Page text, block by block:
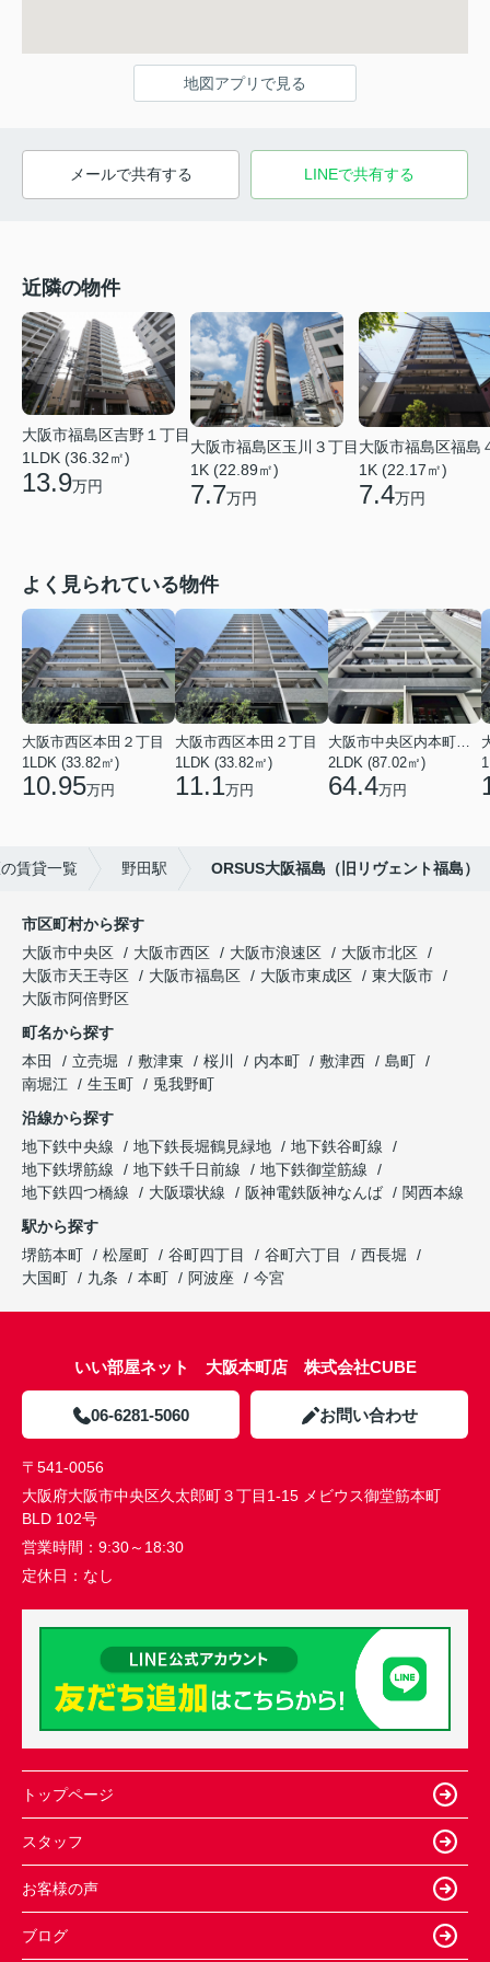
地図アプリで見る
メールで共有する LINEで共有する
近隣の物件
大阪市福島区吉野１丁目
1LDK (36.32㎡)
13.9万円
大阪市福島区玉川３丁目
1K (22.89㎡)
7.7万円
大阪市福島区福島
1K (22.17㎡)
7.4万円
よく見られている物件
大阪市西区本田２丁目
1LDK (33.82㎡)
10.95万円
大阪市西区本田２丁目
1LDK (33.82㎡)
11.1万円
大阪市中央区内本町１丁目
2LDK (87.02㎡)
64.4万円
賃貸一覧 野田駅 ORSUS大阪福島（旧リヴェント福島）
市区町村から探す
大阪市中央区
大阪市西区 大阪市浪速区
大阪市北区
大阪市天王寺区
大阪市福島区 大阪市東成区
東大阪市
大阪市阿倍野区
町名から探す
本田
立売堀 敷津東 桜川 内本町 敷津西
島町
南堀江
生玉町
兎我野町
沿線から探す
地下鉄中央線
地下鉄長堀鶴見緑地
地下鉄谷町線
地下鉄堺筋線
地下鉄千日前線
地下鉄御堂筋線
地下鉄四つ橋線
大阪環状線 阪神電鉄阪神なんば
関西本線
駅から探す
堺筋本町
松屋町 谷町四丁目 谷町六丁目
西長堀
大国町
九条 本町 阿波座 今宮
いい部屋ネット 大阪本町店 株式会社CUBE
06-6281-5060 お問い合わせ
〒541-0056
大阪府大阪市中央区久太郎町３丁目1-15 メビウス御堂筋本町
BLD 102号
営業時間： 9:30～18:30
定休日： なし
トップページ
スタッフ
お客様の声
ブログ